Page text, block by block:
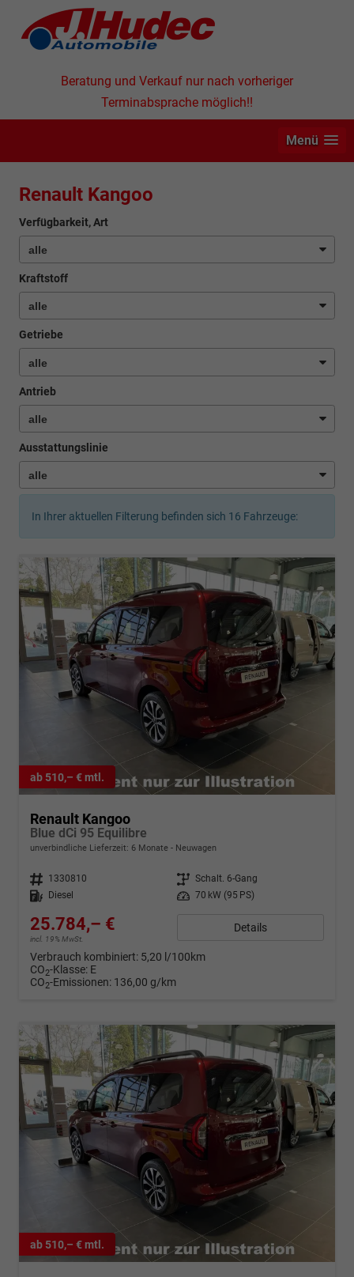
Beratung und Verkauf nur nach vorheriger
Terminabsprache möglich!!
Menü
Renault Kangoo
Verfügbarkeit, Art
Kraftstoff
Getriebe
Antrieb
Ausstattungslinie
In Ihrer aktuellen Filterung befinden sich 16 Fahrzeuge:
ab 510,– € mtl.
Renault Kangoo
Blue dCi 95 Equilibre
unverbindliche Lieferzeit: 6 Monate Neuwagen
Fahrzeugnr. 1330810 Getriebe Schalt. 6-Gang
Kraftstoff
Diesel Leistung 70 kW (95 PS)
25.784,– €
incl. 19% MwSt.
Details
Verbrauch kombiniert: 5,20 l/100km
CO2-Klasse: E
CO2-Emissionen: 136,00 g/km
ab 510,– € mtl.